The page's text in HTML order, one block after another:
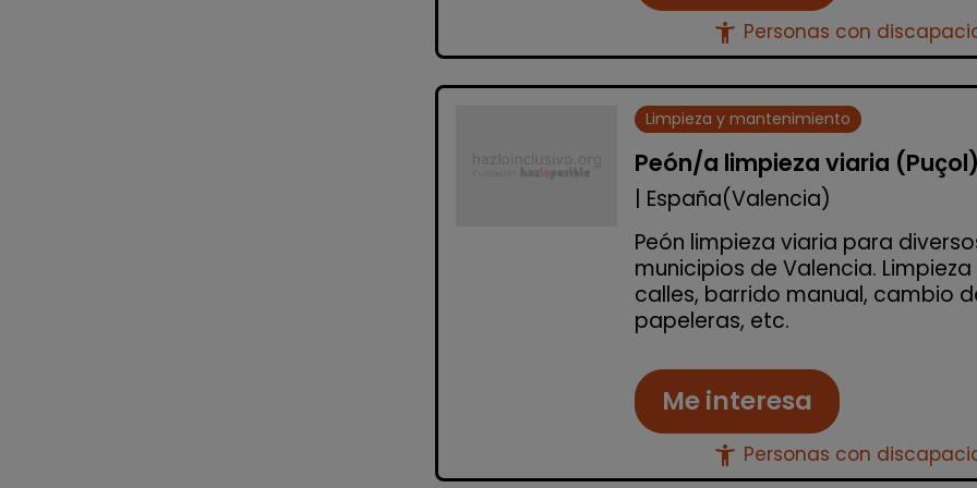
accessibility_new Personas con
Limpieza y mantenimiento
Peón/a limpieza viaria (Puçol)
| España(Valencia)
Peón limpieza viaria para
municipios de Valencia.
calles, barrido manual, cambio
papeleras, etc.
Me interesa
accessibility_new Personas con